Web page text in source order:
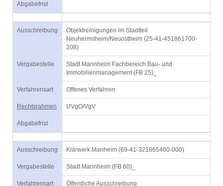
Abgabefrist
Ausschreibung
Objektreinigungen im Stadtteil
Neuhermsheim/Neuostheim (25-41-451861700-
208)
Vergabestelle
Stadt Mannheim Fachbereich Bau- und
Immobilienmanagement (FB 25)_
Verfahrensart Offenes Verfahren
Rechtsrahmen UVgO/VgV
Abgabefrist
Ausschreibung Klärwerk Manheim (69-41-321865400-000)
Vergabestelle Stadt Mannheim (FB 60)_
Verfahrensart Öffentliche Ausschreibung